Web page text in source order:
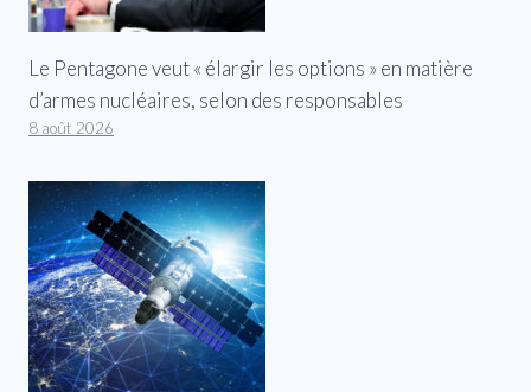
Le Pentagone veut « élargir les options » en matière
d’armes nucléaires, selon des responsables
8 août 2026